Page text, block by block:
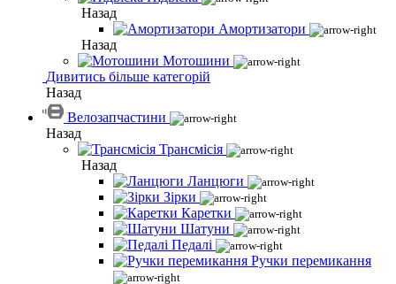
Назад
Амортизатори
Назад
Мотошини
Дивитись більше категорій
Назад
Велозапчастини
Назад
Трансмісія
Назад
Ланцюги
Зірки
Каретки
Шатуни
Педалі
Ручки перемикання